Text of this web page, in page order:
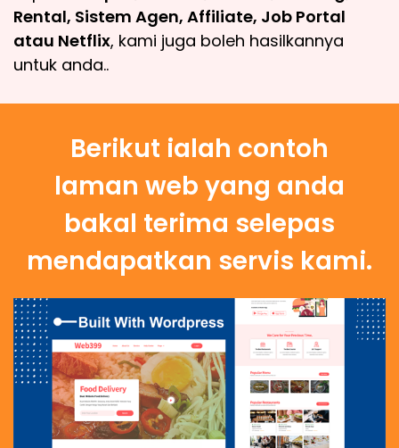
Rental, Sistem Agen, Affiliate, Job Portal
atau Netflix, kami juga boleh hasilkannya
untuk anda..
Berikut ialah contoh
laman web yang anda
bakal terima selepas
mendapatkan servis kami.